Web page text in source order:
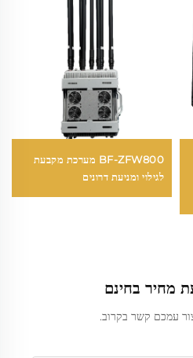
BF-ZFW800 מערכת מקבעת
לגילוי ומניעת דרונים
מחיר בחינם
עמכם קשר בקרוב.